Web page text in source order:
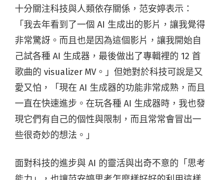
十分關注科技與人類依存關係，范安婷表示：
「我去年看到了一個 AI 生成出的影片，讓我覺得
非常驚訝。而且也是因為這個影片，讓我開始自
己試各種 AI 生成器，最後做出了專輯裡的 12 首
歌曲的 visualizer MV。」但她對於科技可說是又
愛又怕，「現在 AI 生成器的功能非常成熟，而且
一直在快速進步。在玩各種 AI 生成器時，我也發
現它們有自己的個性與限制，而且常常會冒出一
些很奇妙的想法。」
面對科技的進步與 AI 的靈活與出奇不意的「思考